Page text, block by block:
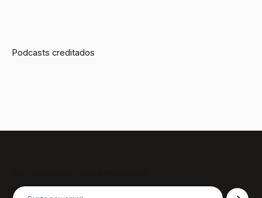
Podcasts creditados